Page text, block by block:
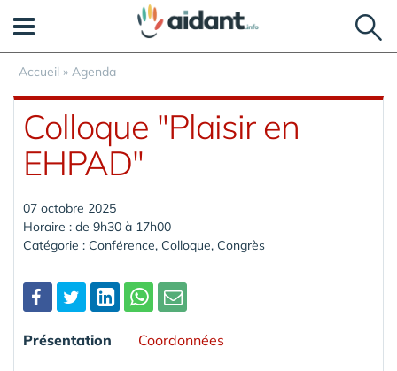
Accueil » Agenda
Colloque "Plaisir en
EHPAD"
07 octobre 2025
Horaire : de 9h30 à 17h00
Catégorie : Conférence, Colloque, Congrès
Présentation Coordonnées
Panneau de gestion des cookies